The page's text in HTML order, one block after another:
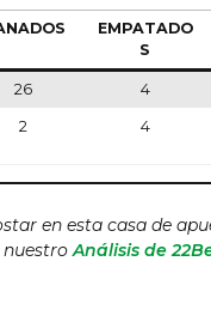
EMPATADO
S
26 4
2 4
en esta casa de
nuestroAnálisis de